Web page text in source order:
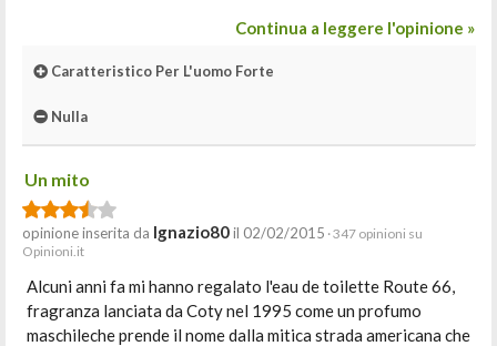
Continua a leggere l'opinione »
Caratteristico Per L'uomo Forte
Nulla
Un mito
opinione inserita da Ignazio80il 02/02/2015 · 347 opinioni su
Opinioni.it
Alcuni anni fa mi hanno regalato l'eau de toilette Route 66,
fragranza lanciata da Coty nel 1995 come un profumo
maschileche prende il nome dalla mitica strada americana che